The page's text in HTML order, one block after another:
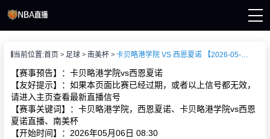
播
闻
当前位置:首页 足球 南美杯 卡贝略港学院 VS 西恩夏诺 【2026-05-06 08:30:00】
【赛事预告】：卡贝略港学院vs西恩夏诺
【友好提示】：如果本页面比赛已经过期，或者以上信号都无效，
请进入主页查看最新直播信号
【赛事关键词】：卡贝略港学院，西恩夏诺、卡贝略港学院vs西恩
夏诺直播、南美杯
【开始时间】：2026年05月06日 08:30